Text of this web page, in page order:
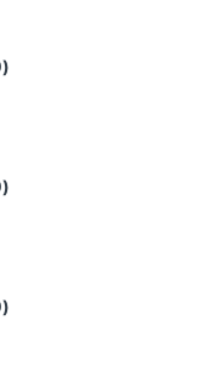
)
)
)